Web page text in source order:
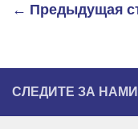
← Предыдущая
СЛЕДИТЕ ЗА